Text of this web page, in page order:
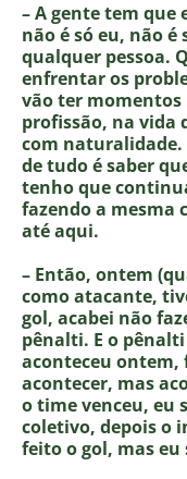
– A gente tem que
não é só eu, não é
qualquer pessoa.
enfrentar os
vão ter momentos
profissão, na vida
com naturalidade.
de tudo é saber
tenho que
fazendo a mesma
até aqui.
– Então, ontem
como atacante,
gol, acabei não
pênalti. E o
aconteceu ontem,
acontecer, mas
o time venceu, eu
coletivo, depois o
feito o gol, mas eu